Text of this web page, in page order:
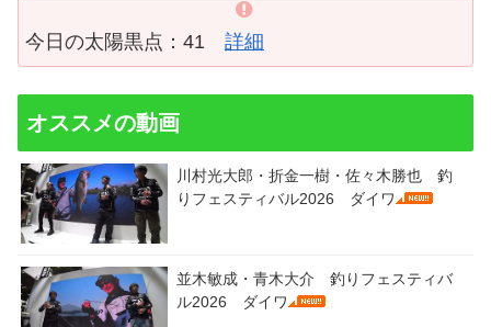
今日の太陽黒点：41 詳細
オススメの動画
川村光大郎・折金一樹・佐々木勝也 釣
りフェスティバル2026 ダイワ
並木敏成・青木大介 釣りフェスティバ
ル2026 ダイワ